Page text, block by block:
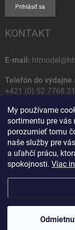
My používame
sortimentu pre vás
porozumieť tomu
naše služby pre
a uľahčí prácu,
spokojnosti. Viac
Prihlásiť sa
KONTAKT
E-mail:
Telefón do výdajne
+421 (0) 52 7768
Poštová / Odberná
HT model
Na letisko 49
058 01 Poprad
Slovenská
Copyright 2026HT